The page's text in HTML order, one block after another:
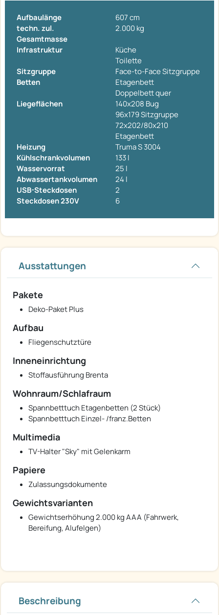
Aufbaulänge
607 cm
techn. zul.
Gesamtmasse
2.000 kg
Infrastruktur
Küche
Toilette
Sitzgruppe
Face-to-Face Sitzgruppe
Betten
Etagenbett
Doppelbett quer
Liegeflächen
140x208 Bug
96x179 Sitzgruppe
72x202/80x210
Etagenbett
Heizung
Truma S 3004
Kühlschrankvolumen
133 l
Wasservorrat
25 l
Abwassertankvolumen
24 l
USB-Steckdosen
2
Steckdosen 230V
6
Ausstattungen
Pakete
Deko-Paket Plus
Aufbau
Fliegenschutztüre
Inneneinrichtung
Stoffausführung Brenta
Wohnraum/Schlafraum
Spannbetttuch Etagenbetten (2 Stück)
Spannbetttuch Einzel- /franz.Betten
Multimedia
TV-Halter "Sky" mit Gelenkarm
Papiere
Zulassungsdokumente
Gewichtsvarianten
Gewichtserhöhung 2.000 kg AAA (Fahrwerk,
Bereifung, Alufelgen)
Beschreibung